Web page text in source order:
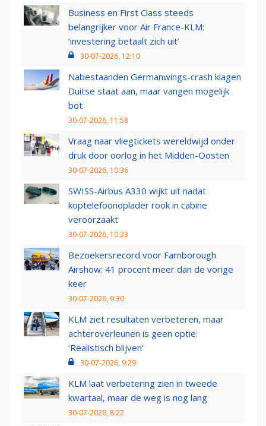
Business en First Class steeds
belangrijker voor Air France-KLM:
‘investering betaalt zich uit’
30-07-2026, 12:10
Nabestaanden Germanwings-crash klagen
Duitse staat aan, maar vangen mogelijk
bot
30-07-2026, 11:58
Vraag naar vliegtickets wereldwijd onder
druk door oorlog in het Midden-Oosten
30-07-2026, 10:36
SWISS-Airbus A330 wijkt uit nadat
koptelefoonoplader rook in cabine
veroorzaakt
30-07-2026, 10:23
Bezoekersrecord voor Farnborough
Airshow: 41 procent meer dan de vorige
keer
30-07-2026, 9:30
KLM ziet resultaten verbeteren, maar
achteroverleunen is geen optie:
‘Realistisch blijven’
30-07-2026, 9:29
KLM laat verbetering zien in tweede
kwartaal, maar de weg is nog lang
30-07-2026, 8:22